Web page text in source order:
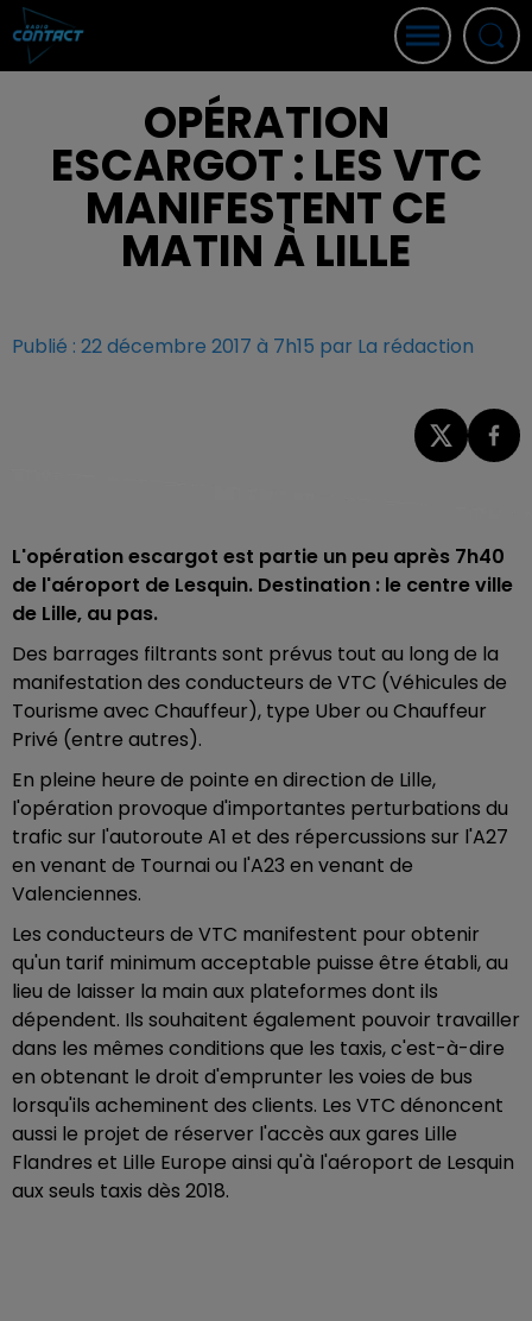
OPÉRATION
ESCARGOT : LES VTC
MANIFESTENT CE
MATIN À LILLE
Publié : 22 décembre 2017 à 7h15 par La rédaction
L'opération escargot est partie un peu après 7h40
de l'aéroport de Lesquin. Destination : le centre ville
de Lille, au pas.
Des barrages filtrants sont prévus tout au long de la
manifestation des conducteurs de VTC (Véhicules de
Tourisme avec Chauffeur), type Uber ou Chauffeur
Privé (entre autres).
En pleine heure de pointe en direction de Lille,
l'opération provoque d'importantes perturbations du
trafic sur l'autoroute A1 et des répercussions sur l'A27
en venant de Tournai ou l'A23 en venant de
Valenciennes.
Les conducteurs de VTC manifestent pour obtenir
qu'un tarif minimum acceptable puisse être établi, au
lieu de laisser la main aux plateformes dont ils
dépendent. Ils souhaitent également pouvoir travailler
dans les mêmes conditions que les taxis, c'est-à-dire
en obtenant le droit d'emprunter les voies de bus
lorsqu'ils acheminent des clients. Les VTC dénoncent
aussi le projet de réserver l'accès aux gares Lille
Flandres et Lille Europe ainsi qu'à l'aéroport de Lesquin
aux seuls taxis dès 2018.